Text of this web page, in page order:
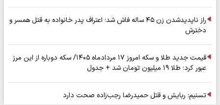
راز ناپدیدشدن زن ۴۵ ساله فاش شد؛ اعتراف پدر خانواده به قتل همسر و
دخترش
قیمت جدید طلا و سکه امروز ۱۷ مردادماه ۱۴۰۵/ سکه دوباره از این مرز
عبور کرد؛ طلا ۱۹ میلیون تومان شد + جدول
تسنیم: ربایش و قتل حمیدرضا رجب‌زاده صحت دارد